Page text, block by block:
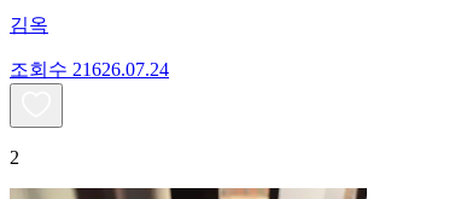
김옥
조회수 21626.07.24
2